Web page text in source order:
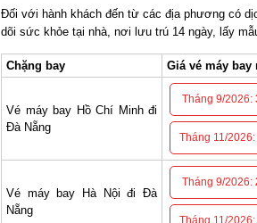
Đối với hành khách đến từ các địa phương có
dõi sức khỏe tại nhà, nơi lưu trú 14 ngày, lấy
Chặng bay Giá vé máy bay
Vé máy bay Hồ Chí Minh đi
Đà Nẵng
Tháng 9/2026:
Tháng 11/2026:
Vé máy bay Hà Nội đi Đà
Nẵng
Tháng 9/2026:
Tháng 11/2026: